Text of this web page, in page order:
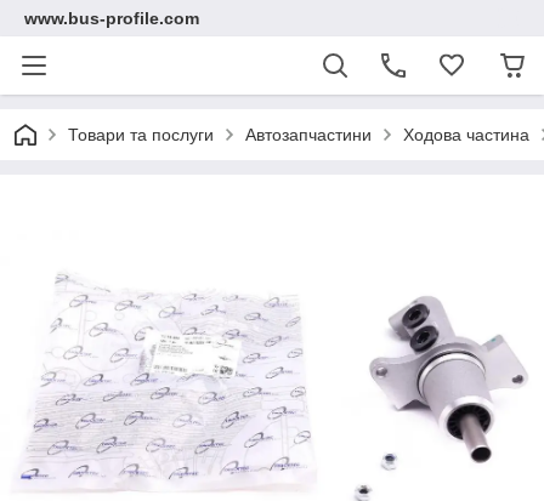
www.bus-profile.com
Товари та послуги Автозапчастини Ходова частина